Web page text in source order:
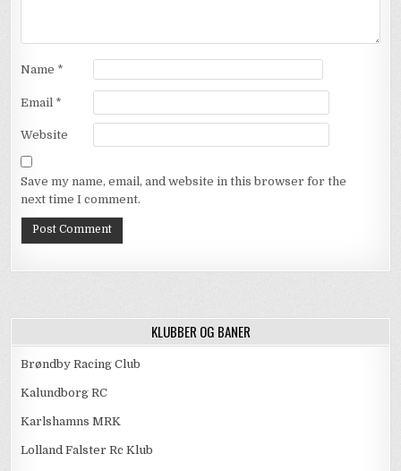
Name *
Email *
Website
Save my name, email, and website in this browser for the
next time I comment.
KLUBBER OG BANER
Brøndby Racing Club
Kalundborg RC
Karlshamns MRK
Lolland Falster Rc Klub